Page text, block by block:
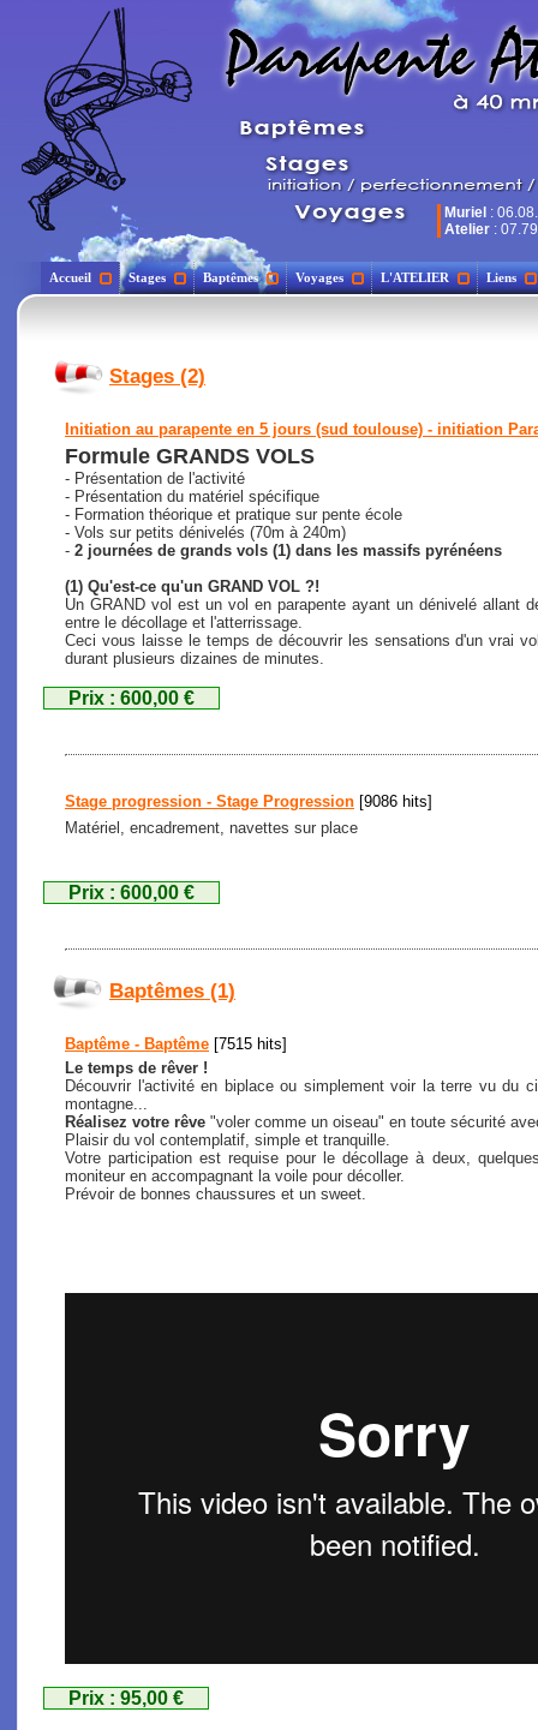
Muriel :
Atelier :
Accueil Stages Baptêmes Voyages L'ATELIER Liens
Stages (2)
Initiation au parapente en 5 jours (sud toulouse) - initiation
Formule GRANDS VOLS
- Présentation de l'activité
- Présentation du matériel spécifique
- Formation théorique et pratique sur pente école
- Vols sur petits dénivelés (70m à 240m)
- 2 journées de grands vols (1) dans les massifs pyrénéens
(1) Qu'est-ce qu'un GRAND VOL ?!
Un GRAND vol est un vol en parapente ayant un dénivelé allant
entre le décollage et l'atterrissage.
Ceci vous laisse le temps de découvrir les sensations d'un vrai
durant plusieurs dizaines de minutes.
Prix : 600,00 €
Stage progression - Stage Progression [9086 hits]
Matériel, encadrement, navettes sur place
Prix : 600,00 €
Baptêmes (1)
Baptême - Baptême [7515 hits]
Le temps de rêver !
Découvrir l'activité en biplace ou simplement voir la terre vu du
montagne...
Réalisez votre rêve "voler comme un oiseau" en toute sécurité
Plaisir du vol contemplatif, simple et tranquille.
Votre participation est requise pour le décollage à deux,
moniteur en accompagnant la voile pour décoller.
Prévoir de bonnes chaussures et un sweet.
Prix : 95,00 €